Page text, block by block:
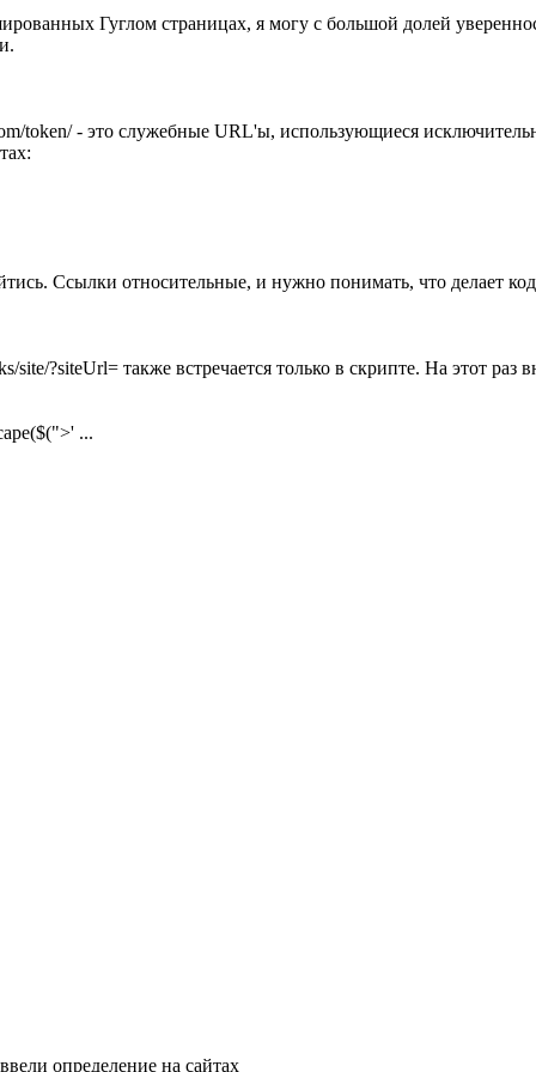
Гуглом страницах, я могу с большой долей
token/ - это служебные URL'ы, использующиеся
Ссылки относительные, и нужно понимать, что делает
?siteUrl= также встречается только в скрипте. На этот
...
определение на сайтах